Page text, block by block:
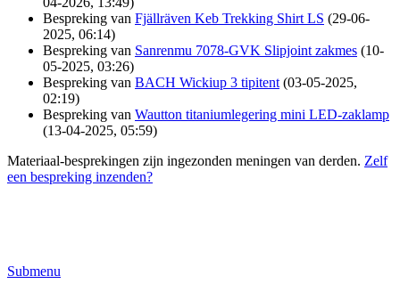
Bespreking van Fjällräven Keb Trekking Shirt LS (29-06-
2025, 06:14)
Bespreking van Sanrenmu 7078-GVK Slipjoint zakmes (10-
05-2025, 03:26)
Bespreking van BACH Wickiup 3 tipitent (03-05-2025,
02:19)
Bespreking van Wautton titaniumlegering mini LED-zaklamp
(13-04-2025, 05:59)
Materiaal-besprekingen zijn ingezonden meningen van derden. Zelf
een bespreking inzenden?
Submenu